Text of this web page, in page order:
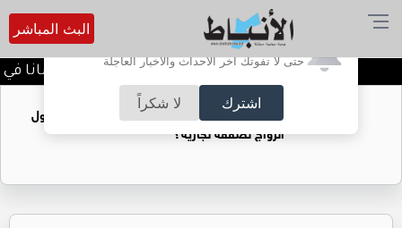
أترغب في تفعيل الإشعارات؟
حتى لا تفوتك آخر الأحداث والأخبار العاجلة
اشترك لا شكراً
البث المباشر
الأردن يدين تفجير حافلة بجرمانا في
فتيات يستغللنه لتحقيق مكاسب مادية.. هل تحول
الزواج لصفقة تجارية؟